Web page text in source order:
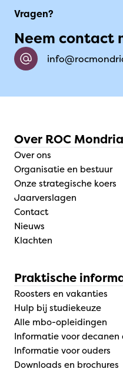
Vragen?
Neem contact
Over ROC
Over ons
Organisatie en bestuur
Onze strategische koers
Jaarverslagen
Contact
Nieuws
Klachten
Praktische
Roosters en vakanties
Hulp bij studiekeuze
Alle mbo-opleidingen
Informatie voor decanen
Informatie voor ouders
Downloads en brochures